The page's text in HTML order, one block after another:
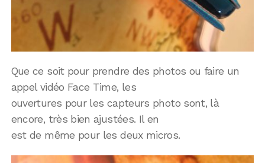
Que ce soit pour prendre des photos ou faire un
appel vidéo Face Time, les
ouvertures pour les capteurs photo sont, là
encore, très bien ajustées. Il en
est de même pour les deux micros.